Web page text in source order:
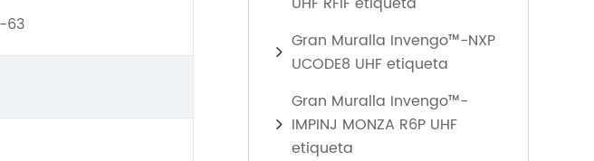
63
Gran Muralla Invengo™-NXP
UCODE8 UHF etiqueta
Gran Muralla Invengo™-
IMPINJ MONZA R6P UHF
etiqueta